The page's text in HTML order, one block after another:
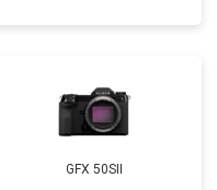
GFX 50SII